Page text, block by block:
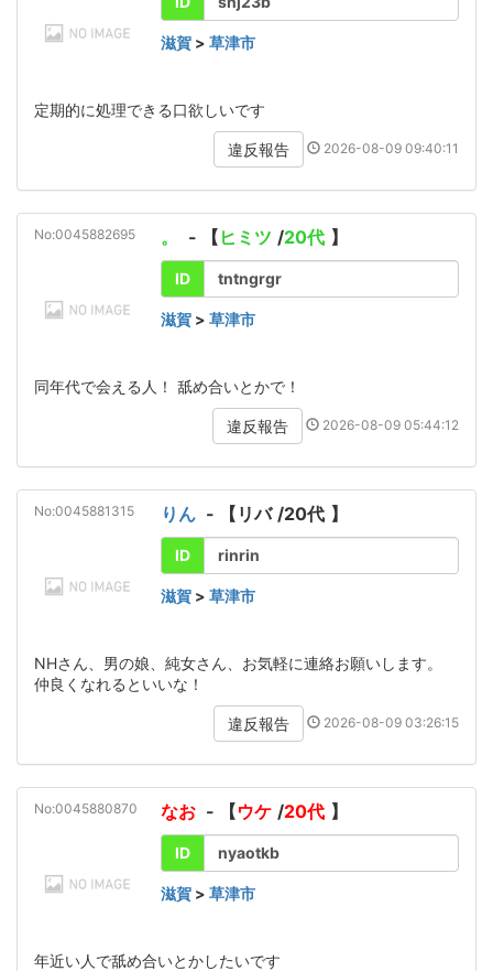
滋賀 > 草津市
定期的に処理できる口欲しいです
違反報告 2026-08-09 09:40:11
No:0045882695 。 - 【 ヒミツ /20代 】
ID tntngrgr
滋賀 > 草津市
同年代で会える人！ 舐め合いとかで！
違反報告 2026-08-09 05:44:12
No:0045881315 りん - 【 リバ /20代 】
ID rinrin
滋賀 > 草津市
NHさん、男の娘、純女さん、お気軽に連絡お願いします。
仲良くなれるといいな！
違反報告 2026-08-09 03:26:15
No:0045880870 なお - 【ウケ /20代 】
ID nyaotkb
滋賀 > 草津市
年近い人で舐め合いとかしたいです